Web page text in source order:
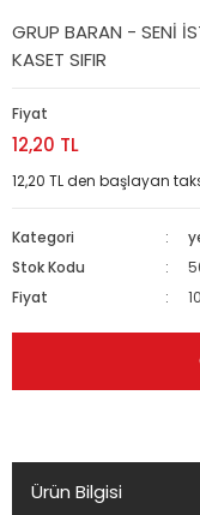
GRUP BARAN - SENİ
KASET SIFIR
Fiyat
12,20 TL
12,20 TL den başlayan
Kategori
Stok Kodu
Fiyat
Ürün Bilgisi